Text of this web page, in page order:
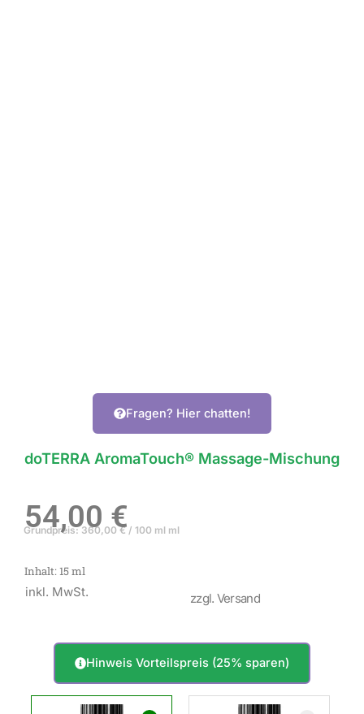
Fragen? Hier chatten!
doTERRA AromaTouch® Massage-Mischung
54,00€
Inhalt: 15ml
inkl. MwSt. zzgl. Versand
Grundpreis:360,00€/ 100 ml ml
Hinweis Vorteilspreis (25% sparen)
AromaTouch®